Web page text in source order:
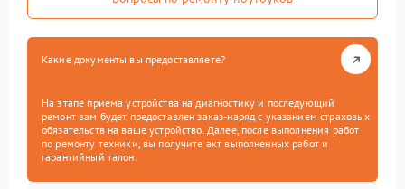
Какие документы вы предоставляете?
На этапе приема устройства на диагностику и последующий
ремонт вам будет предоставлен заказ-наряд с указанием страховых
обязательств на ваше устройство. Далее, после выполнения работ
по ремонту техники, вы получите акт выполненных работ и
гарантийный талон.